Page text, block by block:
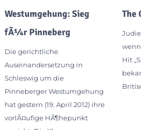
Westumgehung: Sieg
fÃ¼r Pinneberg
Die gerichtliche
Auseinandersetzung in
Schleswig um die
Pinneberger Westumgehung
hat gestern (19. April 2012) ihre
vorlÃ¤ufige HÃ¶hepunkt
The
Hit